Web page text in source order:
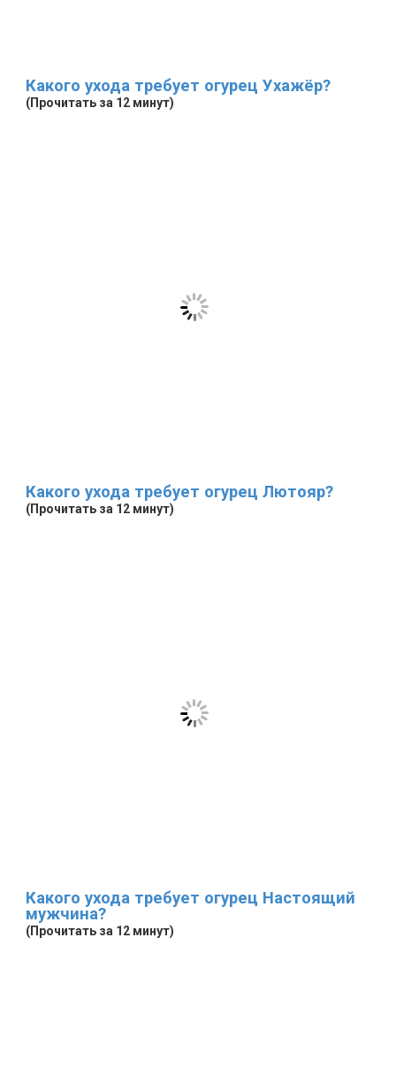
Какого ухода требует огурец Ухажёр?
(Прочитать за 12 минут)
Какого ухода требует огурец Лютояр?
(Прочитать за 12 минут)
Какого ухода требует огурец Настоящий
мужчина?
(Прочитать за 12 минут)